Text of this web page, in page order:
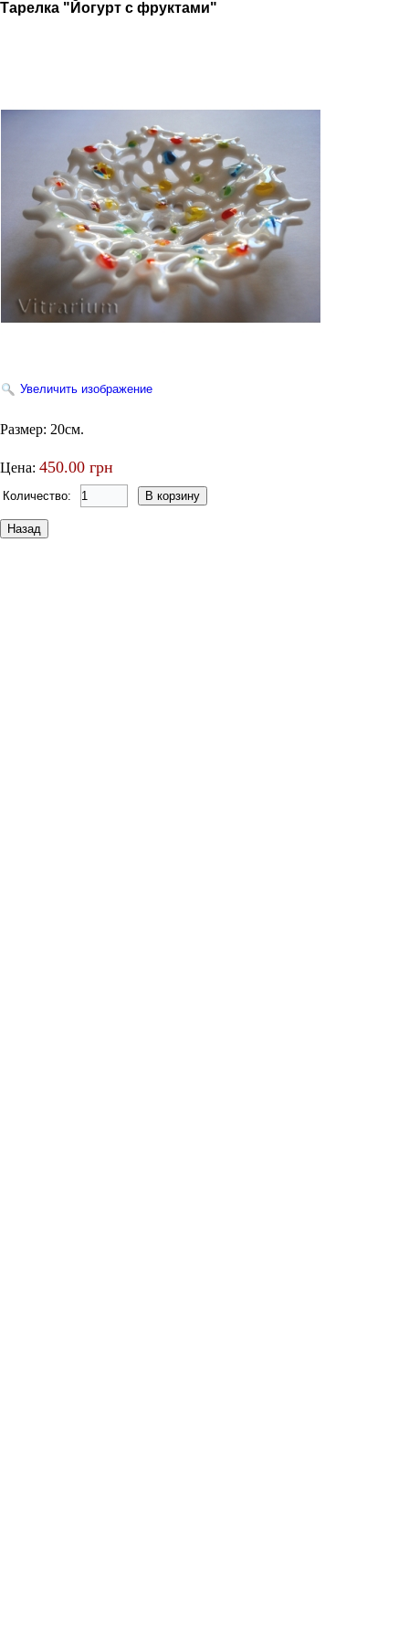
Тарелка "Йогурт с фруктами"
Увеличить изображение
Размер: 20см.
Цена: 450.00 грн
Количество: